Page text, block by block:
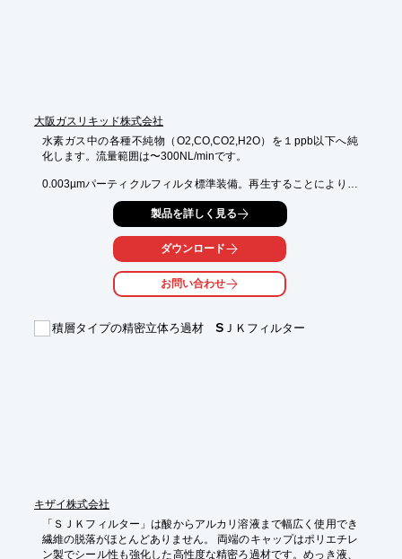
大阪ガスリキッド株式会社
水素ガス中の各種不純物（O2,CO,CO2,H2O）を１ppb以下へ純
化します。流量範囲は〜300NL/minです。
0.003µmパーティクルフィルタ標準装備。再生することにより繰
り返し使用可能です。
製品を詳しく見る
ダウンロード
お問い合わせ
積層タイプの精密立体ろ過材 SＪＫフィルター
キザイ株式会社
「ＳＪＫフィルター」は酸からアルカリ溶液まで幅広く使用でき
繊維の脱落がほとんどありません。 両端のキャップはポリエチレ
ン製でシール性も強化した高性度な精密ろ過材です。めっき液、